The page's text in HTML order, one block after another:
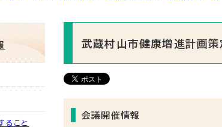
武蔵村山市健康増進計画
会議開催情報
ること